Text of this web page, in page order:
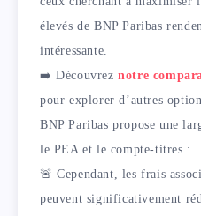
élevés de BNP Paribas
intéressante.
➡️ Découvreznotre
pour explorer d’autres
BNP Paribas propose une
le PEA et le compte-titres :
🚨 Cependant, les frais
peuvent significativement